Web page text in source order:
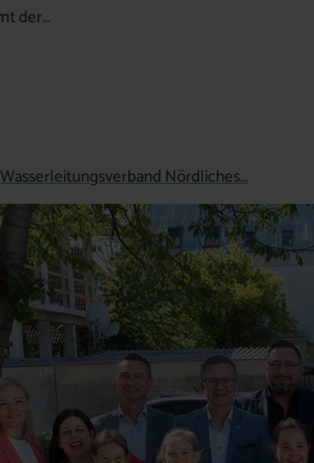
der…
Nördliches…